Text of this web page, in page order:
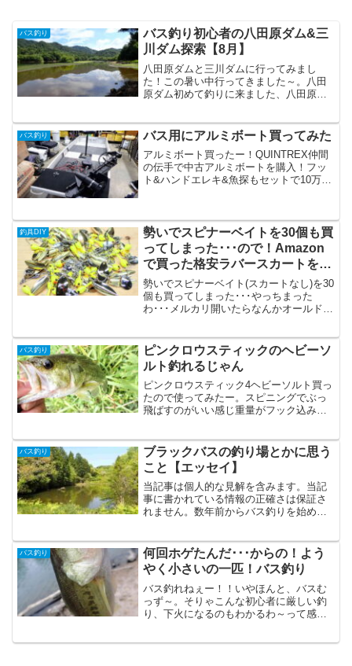
バス釣り
バス釣り初心者の八田原ダム&三
川ダム探索【8月】
八田原ダムと三川ダムに行ってみまし
た！この暑い中行ってきました～。八田
原ダム初めて釣りに来ました、八田原ダ
っすら曇ったり晴れたりという天気。で
も暑いわ～。八田原ダムの...
バス釣り バス用にアルミボート買ってみた
アルミボート買ったー！QUINTREX仲間
の伝手で中古アルミボートを購入！フッ
ト&ハンドエレキ&魚探もセットで10万で
ルミボート全然詳しくないんですが、ク
イントレックの...
釣具DIY
勢いでスピナーベイトを30個も買
ってしまった･･･ので！Amazon
で買った格安ラバースカートを取
り付け！【バス釣り】
勢いでスピナーベイト(スカートなし)を30
個も買ってしまった･･･やっちまった
わ･･･メルカリ開いたらなんかオールドル
たので思わずポチってしまいました。ミ
ニス...
バス釣り
ピンクロウスティックのヘビーソ
ルト釣れるじゃん
ピンクロウスティック4ヘビーソルト買っ
たので使ってみたー。スピニングでぶっ
飛ばすのがいい感じ重量がフック込みで
すね。ただ沈み蟲の方が投げやすい気が
する。形状の...
バス釣り
ブラックバスの釣り場とかに思う
こと【エッセイ】
当記事は個人的な見解を含みます。当記
事に書かれている情報の正確さは保証さ
れません。数年前からバス釣りを始めた
時は、スピナーベイトやゲーリーのグラ
ブをテキサスリグで投げ...
バス釣り
何回ホゲたんだ･･･からの！よう
やく小さいの一匹！バス釣り
バス釣れねぇー！！いやほんと、バスむ
っず～。そりゃこんな初心者に厳しい釣
り、下火になるのもわかるわ～って感じ